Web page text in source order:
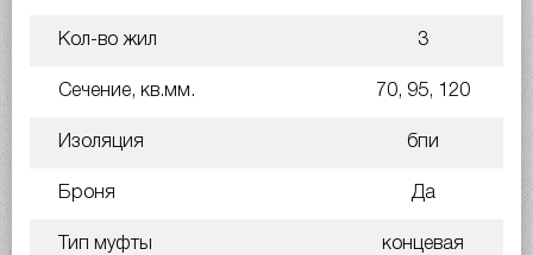
Кол-во жил 3
Сечение, кв.мм. 70, 95, 120
Изоляция бпи
Броня Да
Тип муфты концевая